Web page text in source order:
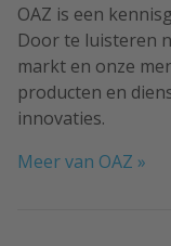
OAZ is een
Door te luisteren
markt en onze
producten en
innovaties.
Meer van OAZ »